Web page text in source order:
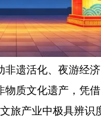
遗活化、夜游经
质文化遗产，凭
旅产业中极具辨识